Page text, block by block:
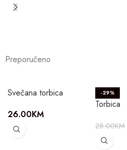
Preporučeno
Svečana torbica
26.00KM
-29%
Torbica
28.00KM